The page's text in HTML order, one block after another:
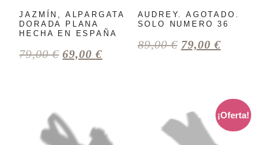
JAZMÍN, ALPARGATA
DORADA PLANA
HECHA EN ESPAÑA
79,00€ 69,00€
AUDREY. AGOTADO.
SOLO NUMERO 36
89,00€ 79,00 €
¡Oferta!